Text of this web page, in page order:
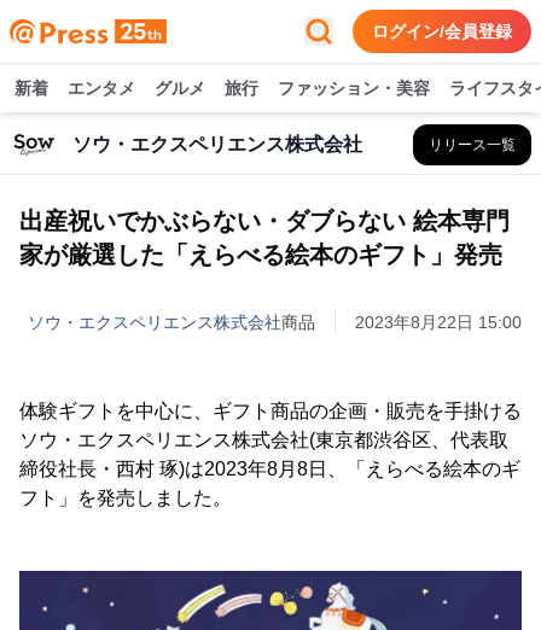
ログイン/会員登録
新着 エンタメ グルメ 旅行 ファッション・美容 ライフスタ
ソウ・エクスペリエンス株式会社 リリース一覧
出産祝いでかぶらない・ダブらない 絵本専門
家が厳選した「えらべる絵本のギフト」発売
ソウ・エクスペリエンス株式会社商品 2023年8月22日 15:00
体験ギフトを中心に、ギフト商品の企画・販売を手掛ける
ソウ・エクスペリエンス株式会社(東京都渋谷区、代表取
締役社長・西村 琢)は2023年8月8日、「えらべる絵本のギ
フト」を発売しました。